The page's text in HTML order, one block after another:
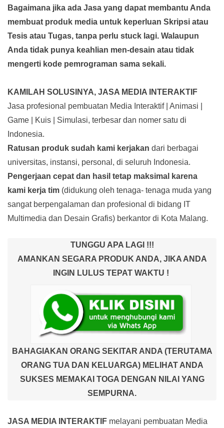
Bagaimana jika ada Jasa yang dapat membantu Anda
membuat produk media untuk keperluan Skripsi atau
Tesis atau Tugas, tanpa perlu stuck lagi. Walaupun
Anda tidak punya keahlian men-desain atau tidak
mengerti kode pemrograman sama sekali.
KAMILAH SOLUSINYA, JASA MEDIA INTERAKTIF
Jasa profesional pembuatan Media Interaktif | Animasi |
Game | Kuis | Simulasi, terbesar dan nomer satu di
Indonesia.
Ratusan produk sudah kami kerjakan dari berbagai
universitas, instansi, personal, di seluruh Indonesia.
Pengerjaan cepat dan hasil tetap maksimal karena
kami kerja tim (didukung oleh tenaga- tenaga muda yang
sangat berpengalaman dan profesional di bidang IT
Multimedia dan Desain Grafis) berkantor di Kota Malang.
TUNGGU APA LAGI !!!
AMANKAN SEGARA PRODUK ANDA, JIKA ANDA
INGIN LULUS TEPAT WAKTU !
BAHAGIAKAN ORANG SEKITAR ANDA (TERUTAMA
ORANG TUA DAN KELUARGA) MELIHAT ANDA
SUKSES MEMAKAI TOGA DENGAN NILAI YANG
SEMPURNA.
JASA MEDIA INTERAKTIF melayani pembuatan Media